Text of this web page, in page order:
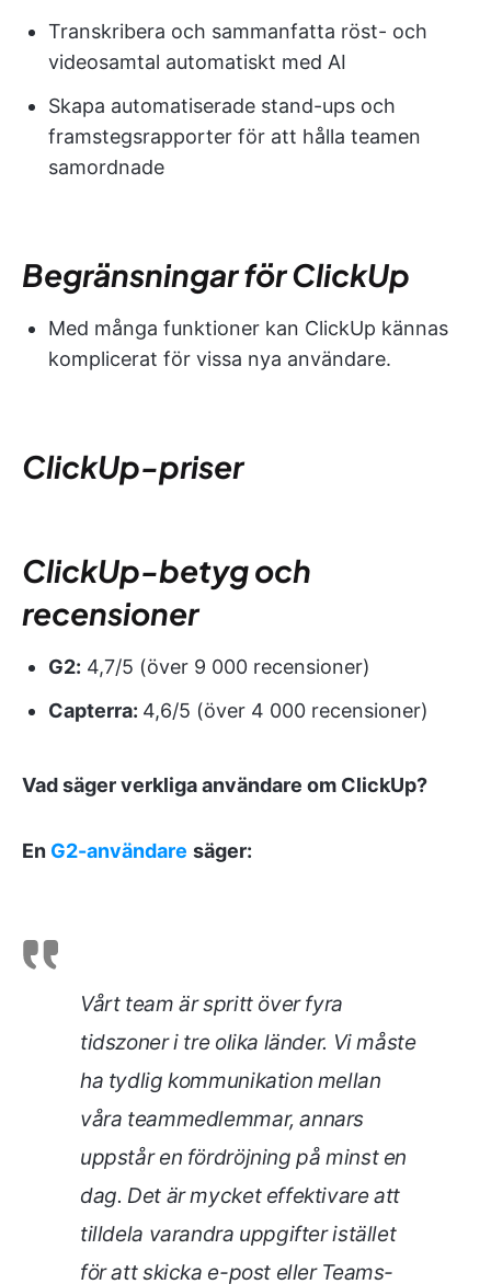
Transkribera och sammanfatta röst- och
videosamtal automatiskt med AI
Skapa automatiserade stand-ups och
framstegsrapporter för att hålla teamen
samordnade
Begränsningar för ClickUp
Med många funktioner kan ClickUp kännas
komplicerat för vissa nya användare.
ClickUp-priser
ClickUp-betyg och
recensioner
G2: 4,7/5 (över 9 000 recensioner)
Capterra: 4,6/5 (över 4 000 recensioner)
Vad säger verkliga användare om ClickUp?
En G2-användare säger:
Vårt team är spritt över fyra
tidszoner i tre olika länder. Vi måste
ha tydlig kommunikation mellan
våra teammedlemmar, annars
uppstår en fördröjning på minst en
dag. Det är mycket effektivare att
tilldela varandra uppgifter istället
för att skicka e-post eller Teams-